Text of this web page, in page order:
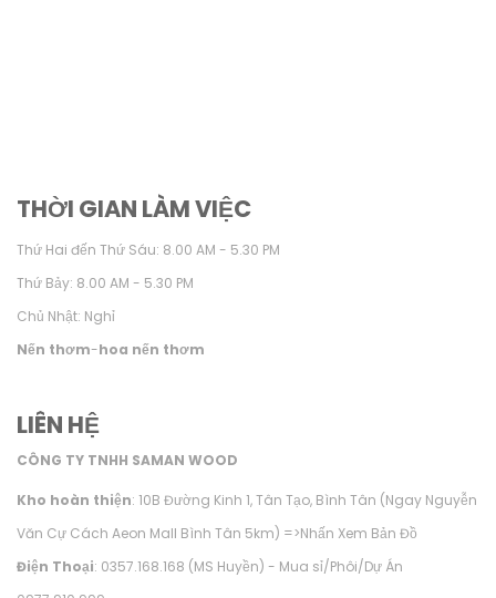
THỜI GIAN LÀM VIỆC
Thứ Hai đến Thứ Sáu: 8.00 AM - 5.30 PM
Thứ Bảy: 8.00 AM - 5.30 PM
Chủ Nhật: Nghỉ
Nến thơm-hoa nến thơm
LIÊN HỆ
CÔNG TY TNHH SAMAN WOOD
Kho hoàn thiện: 10B Đường Kinh 1, Tân Tạo, Bình Tân (Ngay Nguyễn
Văn Cự Cách Aeon Mall Bình Tân 5km) =>Nhấn Xem Bản Đồ
Điện Thoại: 0357.168.168 (MS Huyền) - Mua sỉ/Phôi/Dự Án